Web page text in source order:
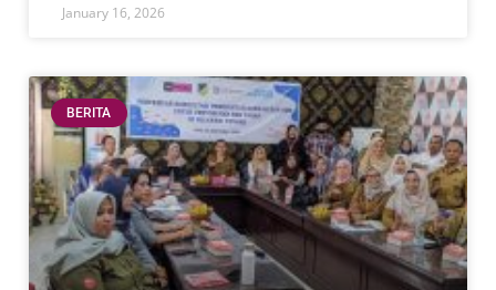
January 16, 2026
BERITA